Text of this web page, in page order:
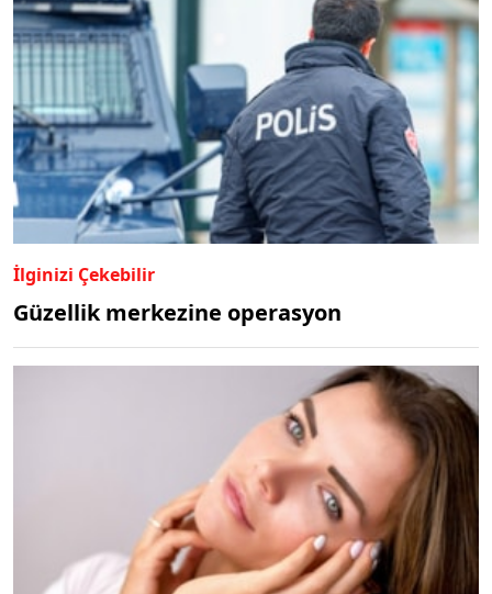
İlginizi Çekebilir
Güzellik merkezine operasyon